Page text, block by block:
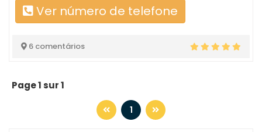
Ver número de telefone
6 comentários
Page 1 sur 1
1